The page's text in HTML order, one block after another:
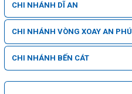
CHI NHÁNH DĨ AN
CHI NHÁNH VÒNG XOAY AN PHÚ
CHI NHÁNH BẾN CÁT